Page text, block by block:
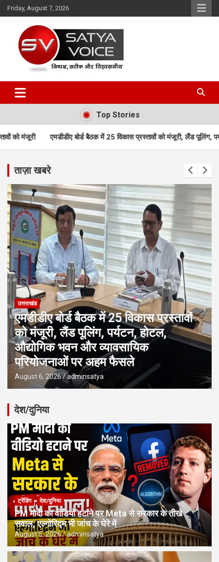
Skip
to
Friday, August 7, 2026
Satya Voice
Top Stories
बोर्ड बैठक में 25 विकास प्रस्तावों को मंजूरी, लैंड पूलिंग, पर्यटन, होटल, औद्योगिक
ताज़ा खबरे
उत्तराखंड
एमडीडीए बोर्ड बैठक में 25 विकास प्रस्तावों
को मंजूरी, लैंड पूलिंग, पर्यटन, होटल,
औद्योगिक भवन और व्यावसायिक
परियोजनाओं पर अहम फैसले
August 6, 2026 adminsatya
देश/दुनिया
ट्रेंडिंग देश/दुनिया
PM मोदी का वीडियो हटाने पर Meta से सरकार के तीखे
सवाल, एल्गोरिद्म भी जांच के घेरे में
August 5, 2026 adminsatya